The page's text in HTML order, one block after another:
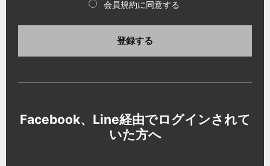
会員規約に同意する
登録する
Facebook、Line経由でログインされて
いた方へ